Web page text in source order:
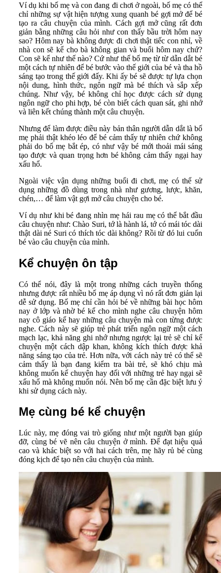
Ví dụ khi bố mẹ và con đang đi chơi ở ngoài, bố mẹ có thể
chỉ những sự vật hiện tượng xung quanh bé gợi mở để bé
tạo ra câu chuyện của mình. Cách gợi mở cũng rất đơn
giản bằng những câu hỏi như con thấy bầu trời hôm nay
sao? Hôm nay bà không được đi chơi thật tiếc con nhỉ, về
nhà con sẽ kể cho bà không gian và buổi hôm nay chứ?
Con sẽ kể như thế nào? Cứ như thế bố mẹ từ từ dẫn dắt bé
một cách tự nhiên để bé bước vào thế giới của bé và tha hồ
sáng tạo trong thế giới đấy. Khi ấy bé sẽ được tự lựa chọn
nội dung, hình thức, ngôn ngữ mà bé thích và sắp xếp
chúng. Như vậy, bé không chỉ học được cách sử dụng
ngôn ngữ cho phi hợp, bé còn biết cách quan sát, ghi nhớ
và liên kết chúng thành một câu chuyện.
Nhưng để làm được điều này bản thân người dẫn dắt là bố
mẹ phải thật khéo léo để bé cảm thấy tự nhiên chứ không
phải do bố mẹ bắt ép, có như vậy bé mới thoải mái sáng
tạo được và quan trọng hơn bé không cảm thấy ngại hay
xấu hổ.
Ngoài việc vận dụng những buổi đi chơi, mẹ có thể sử
dụng những đồ dùng trong nhà như gương, lược, khăn,
chén,… để làm vật gợi mở câu chuyện cho bé.
Ví dụ như khi bé đang nhìn mẹ hái rau mẹ có thể bắt đầu
câu chuyện như: Chào Suri, tớ là hành lá, tớ có mái tóc dài
thật dài né Suri có thích tóc dài không? Rồi từ đó lui cuốn
bé vào câu chuyện của mình.
Kể chuyện ôn tập
Có thể nói, đây là một trong những cách truyền thống
nhưng được rất nhiều bố mẹ áp dụng vì nó rất đơn giản lại
dễ sử dụng. Bố mẹ chỉ cần hỏi bé về những bài học hôm
nay ở lớp và nhờ bé kể cho mình nghe câu chuyện hôm
nay cô giáo kể hay những câu chuyện mà con từng được
nghe. Cách này sẽ giúp trẻ phát triển ngôn ngữ một cách
mạch lạc, khả năng ghi nhớ nhưng ngược lại trẻ sẽ chỉ kể
chuyện một cách dập khan, không kích thích được khả
năng sáng tạo của trẻ. Hơn nữa, với cách này trẻ có thể sẽ
cảm thấy là bạn đang kiểm tra bài trẻ, sẽ khó chịu mà
không muốn kể chuyện hay đối với những trẻ hay ngại sẽ
xấu hổ mà không muốn nói. Nên bố mẹ cần đặc biệt lưu ý
khi sử dụng cách này.
Mẹ cùng bé kể chuyện
Lúc này, mẹ đóng vai trò giống như một người bạn giúp
đỡ, cùng bé vẽ nên câu chuyện ở mình. Để đạt hiệu quả
cao và khác biệt so với hai cách trên, mẹ hãy rủ bé cùng
đóng kịch để tạo nên câu chuyện của mình.